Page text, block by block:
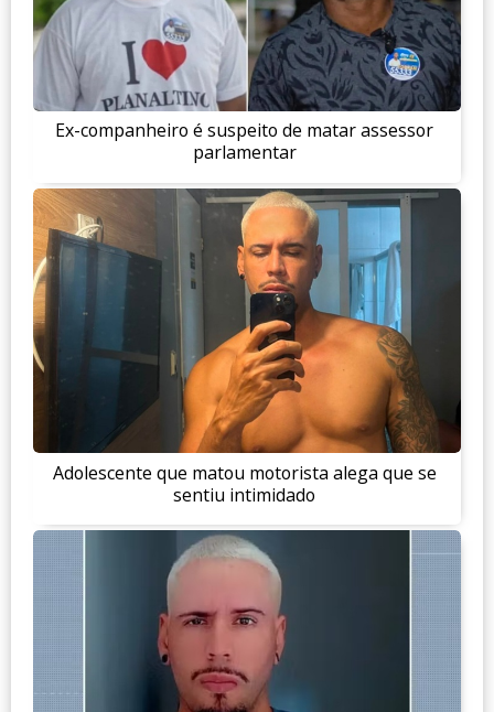
Ex-companheiro é suspeito de matar assessor
parlamentar
Adolescente que matou motorista alega que se
sentiu intimidado